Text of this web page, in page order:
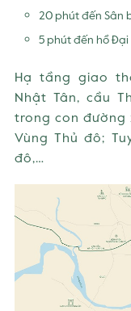
20 phút đến Sân
5 phút đến hồ Đại
Hạ tầng giao
Nhật Tân, cầu
trong con đường
Vùng Thủ đô;
đô,…